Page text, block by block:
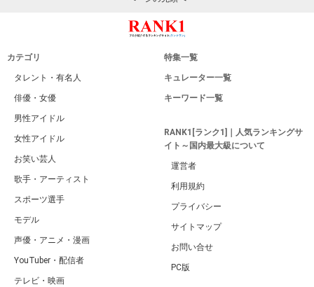
カテゴリ
タレント・有名人
俳優・女優
男性アイドル
女性アイドル
お笑い芸人
歌手・アーティスト
スポーツ選手
モデル
声優・アニメ・漫画
YouTuber・配信者
テレビ・映画
特集一覧
キュレーター一覧
キーワード一覧
RANK1[ランク1]｜人気ランキングサ
イト～国内最大級について
運営者
利用規約
プライバシー
サイトマップ
お問い合せ
PC版